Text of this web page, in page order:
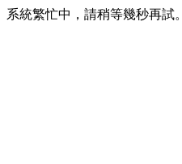
系統繁忙中，請稍等幾秒再試。